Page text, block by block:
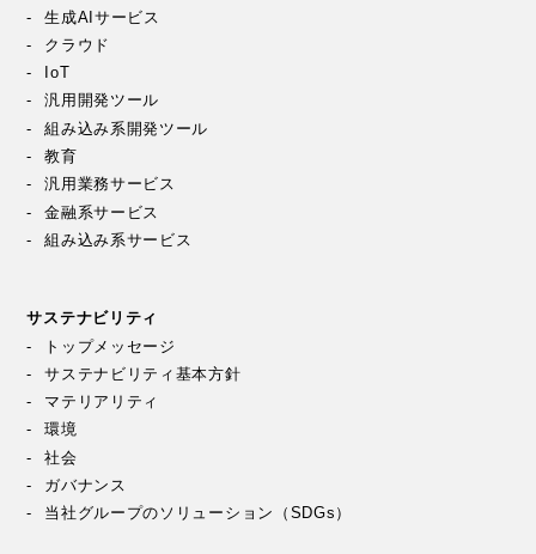
生成AIサービス
クラウド
IoT
汎用開発ツール
組み込み系開発ツール
教育
汎用業務サービス
金融系サービス
組み込み系サービス
サステナビリティ
トップメッセージ
サステナビリティ基本方針
マテリアリティ
環境
社会
ガバナンス
当社グループのソリューション（SDGs）